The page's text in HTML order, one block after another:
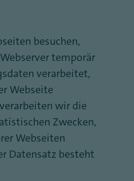
besuchen,
temporär
verarbeitet,
Webseite
wir die
Zwecken,
Webseiten
Datensatz besteht